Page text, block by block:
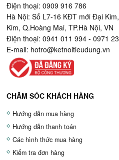
Điện thoại: 0909 916 786
Hà Nội: Số L7-16 KĐT mới Đại
Kim, Q.Hoàng Mai, TP.Hà Nội, VN
Điện thoại: 0941 011 994 - 0971
E-mail: hotro@ketnoitieudung.vn
CHĂM SÓC KHÁCH HÀNG
Hướng dẫn mua hàng
Hướng dẫn thanh toán
Các hình thức mua hàng
Kiểm tra đơn hàng